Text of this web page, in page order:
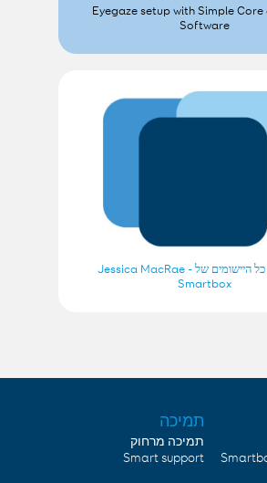
Eyegaze setup with Simple
Software
הראה את כל היישומים של Jessica MacRae -
Smartbox
תמיכה
תמיכה מרחוק
Smart support